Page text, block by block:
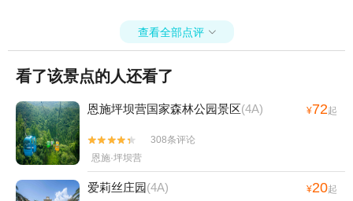
查看全部点评 
看了该景点的人还看了
恩施坪坝营国家森林公园景区(4A) ¥72起


308条评论
恩施·坪坝营
爱莉丝庄园(4A) ¥20起